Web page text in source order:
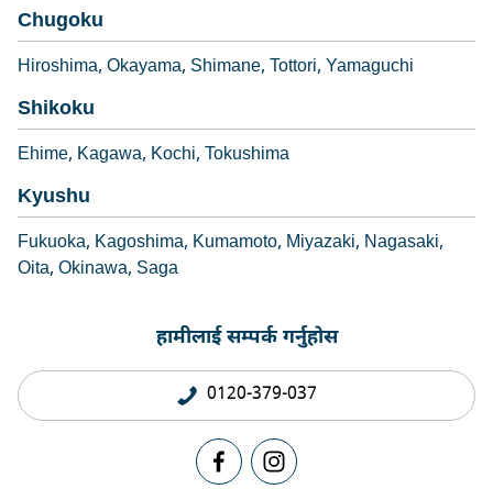
Chugoku
Hiroshima Okayama Shimane Tottori Yamaguchi
Shikoku
Ehime Kagawa Kochi Tokushima
Kyushu
Fukuoka Kagoshima Kumamoto Miyazaki Nagasaki
Oita Okinawa Saga
हामीलाई सम्पर्क गर्नुहोस
0120-379-037